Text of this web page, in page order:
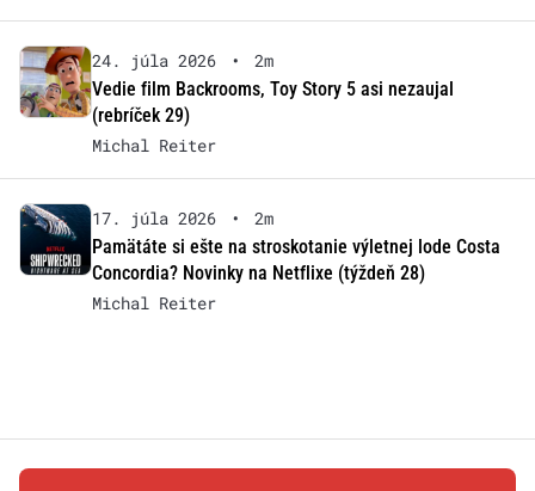
24. júla 2026 •
2m
Vedie film Backrooms, Toy Story 5 asi nezaujal
(rebríček 29)
Michal Reiter
17. júla 2026 •
2m
Pamätáte si ešte na stroskotanie výletnej lode Costa
Concordia? Novinky na Netflixe (týždeň 28)
Michal Reiter